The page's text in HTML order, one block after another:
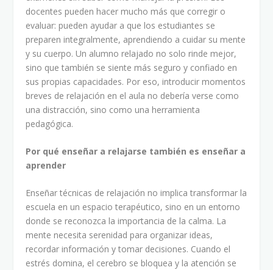
docentes pueden hacer mucho más que corregir o
evaluar: pueden ayudar a que los estudiantes se
preparen integralmente, aprendiendo a cuidar su mente
y su cuerpo. Un alumno relajado no solo rinde mejor,
sino que también se siente más seguro y confiado en
sus propias capacidades. Por eso, introducir momentos
breves de relajación en el aula no debería verse como
una distracción, sino como una herramienta
pedagógica.
Por qué enseñar a relajarse también es enseñar a
aprender
Enseñar técnicas de relajación no implica transformar la
escuela en un espacio terapéutico, sino en un entorno
donde se reconozca la importancia de la calma. La
mente necesita serenidad para organizar ideas,
recordar información y tomar decisiones. Cuando el
estrés domina, el cerebro se bloquea y la atención se